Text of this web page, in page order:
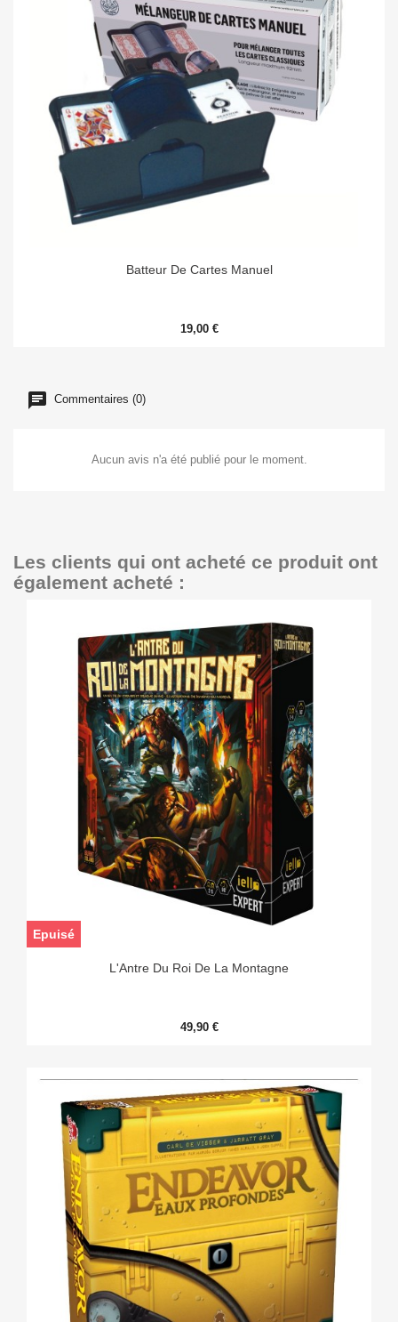
Batteur De Cartes Manuel
19,00 €
Commentaires (0)
Aucun avis n'a été publié pour le moment.
Les clients qui ont acheté ce produit ont
également acheté :
L'Antre Du Roi De La Montagne
49,90 €
Epuisé